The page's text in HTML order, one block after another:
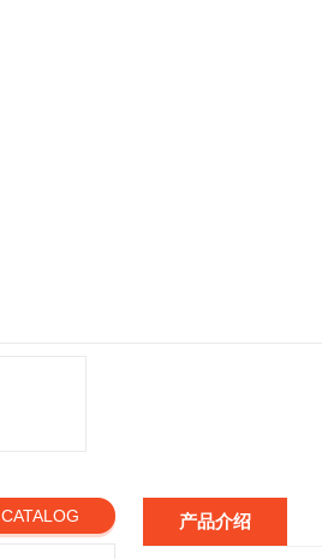
CATALOG 产品介绍